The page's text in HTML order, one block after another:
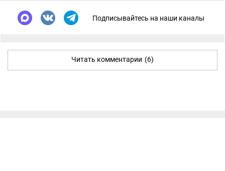
Подписывайтесь на наши каналы
Читать комментарии (6)